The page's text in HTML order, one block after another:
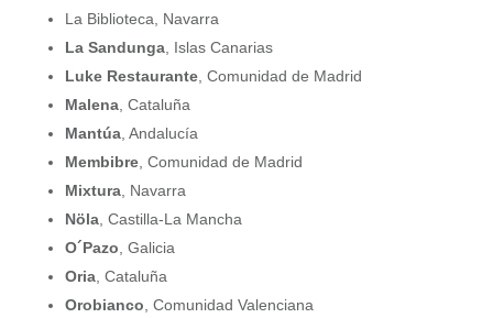
La Biblioteca, Navarra
La Sandunga, Islas Canarias
Luke Restaurante, Comunidad de Madrid
Malena, Cataluña
Mantúa, Andalucía
Membibre, Comunidad de Madrid
Mixtura, Navarra
Nöla, Castilla-La Mancha
O´Pazo , Galicia
Oria, Cataluña
Orobianco , Comunidad Valenciana